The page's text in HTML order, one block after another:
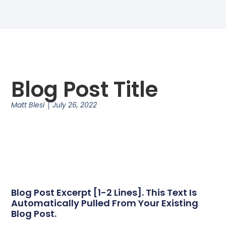
Blog Post Title
Matt Blesi July 26, 2022
Blog Post Excerpt [1-2 Lines]. This Text Is
Automatically Pulled From Your Existing
Blog Post.